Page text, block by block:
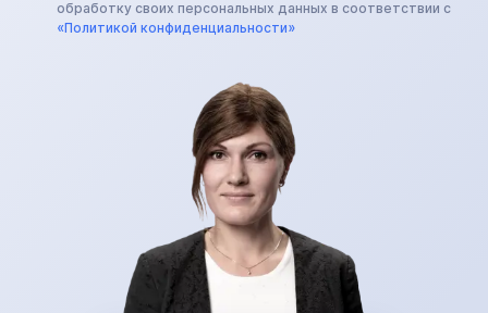
обработку своих персональных данных в соответствии с
«Политикой конфиденциальности»